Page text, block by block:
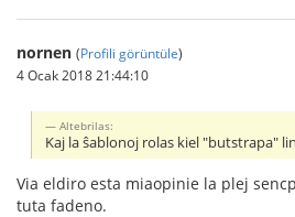
nornen (Profili görüntüle)
4 Ocak 2018 21:44:10
Altebrilas:
Kaj la ŝablonoj rolas kiel "butstrapa"
Via eldiro esta miaopinie la plej
tuta fadeno.